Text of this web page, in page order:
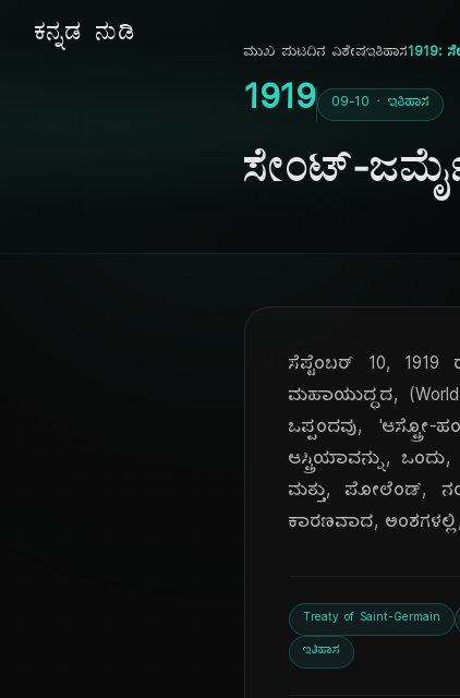
ಕನ್ನಡ ನುಡಿ
ಮುಖ ಪುಟದಿನ ವಿಶೇಷಇತಿಹಾಸ1919:
1919 09-10 · ಇತಿಹಾಸ
ಸೇಂಟ್-
ಸೆಪ್ಟೆಂಬರ್ 10, 1919
ಮಹಾಯುದ್ಧದ,
ಒಪ್ಪಂದವು, 'ಆಸ್ಟ್ರೋ-
ಆಸ್ಟ್ರಿಯಾವನ್ನು,
ಮತ್ತು, ಪೋಲೆಂಡ್,
ಕಾರಣವಾದ,
Treaty of Saint-Germain
ಇತಿಹಾಸ